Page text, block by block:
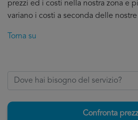
prezzi ed i costi nella nostra zona e
variano i costi a seconda delle
Torna su
Confronta